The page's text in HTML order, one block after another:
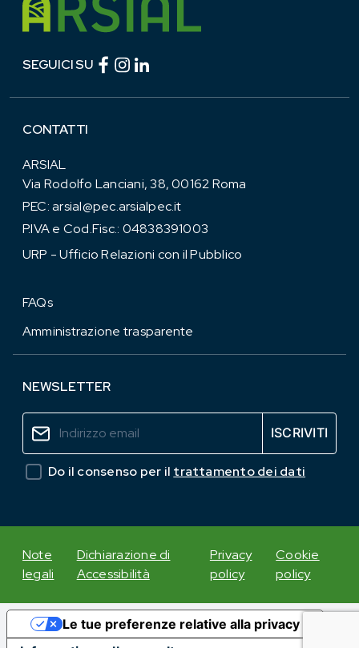
SEGUICI SU Facebook (link esterno)
Instagram (link esterno)
CONTATTI
ARSIAL
Via Rodolfo Lanciani, 38, 00162 Roma
PEC:arsial@pec.arsialpec.it
P.IVA e Cod.Fisc.: 04838391003
URP - Ufficio Relazioni con il Pubblico
FAQs
Amministrazione trasparente
NEWSLETTER
Do il consenso per il trattamento dei dati
Note
legali
Dichiarazione di
Accessibilità
Privacy
policy
Cookie
policy
Le tue preferenze relative alla privacy